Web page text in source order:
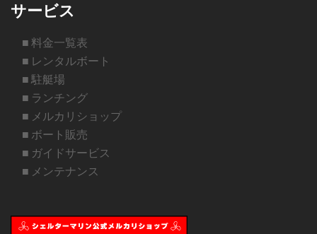
サービス
■ 料金一覧表
■ レンタルボート
■ 駐艇場
■ ランチング
■ メルカリショップ
■ ボート販売
■ ガイドサービス
■ メンテナンス